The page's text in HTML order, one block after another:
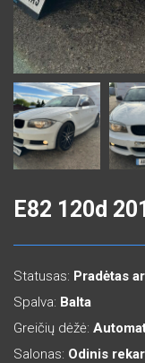
E82 120d
Statusas: Pradėtas
Spalva: Balta
Greičių dėžė:
Salonas: Odinis